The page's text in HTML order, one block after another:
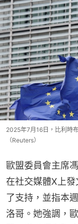
2025年7月16日，比利時
（Reuters）
歐盟委員會主席
在社交媒體X上
了支持，並指本
洛哥。她強調，